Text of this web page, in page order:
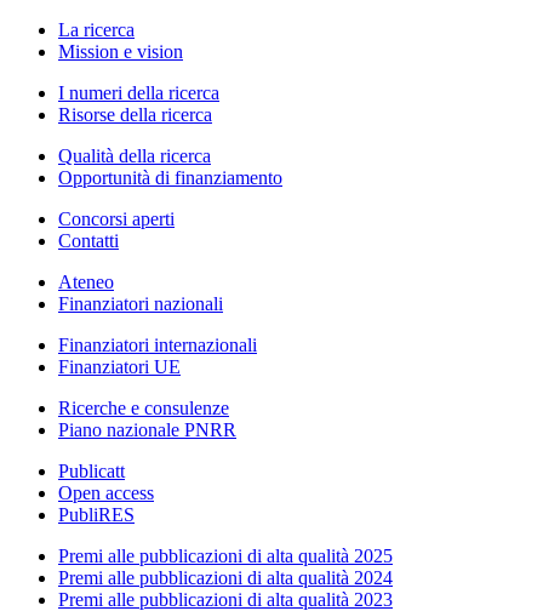
La ricerca
Mission e vision
I numeri della ricerca
Risorse della ricerca
Qualità della ricerca
Opportunità di finanziamento
Concorsi aperti
Contatti
Ateneo
Finanziatori nazionali
Finanziatori internazionali
Finanziatori UE
Ricerche e consulenze
Piano nazionale PNRR
Publicatt
Open access
PubliRES
Premi alle pubblicazioni di alta qualità 2025
Premi alle pubblicazioni di alta qualità 2024
Premi alle pubblicazioni di alta qualità 2023